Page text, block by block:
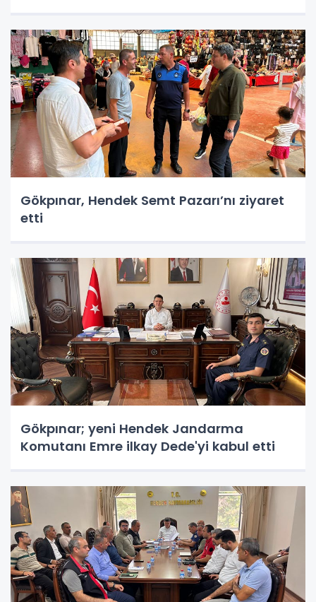
Gökpınar, Hendek Semt Pazarı’nı ziyaret
etti
Gökpınar; yeni Hendek Jandarma
Komutanı Emre ilkay Dede'yi kabul etti